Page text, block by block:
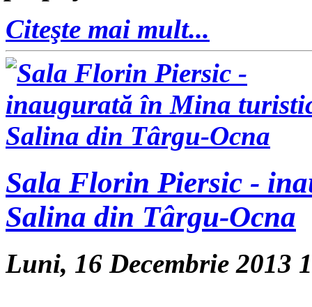
Citeşte mai mult...
Sala Florin Piersic -
Salina din Târgu-Ocna
Luni, 16 Decembrie 2013